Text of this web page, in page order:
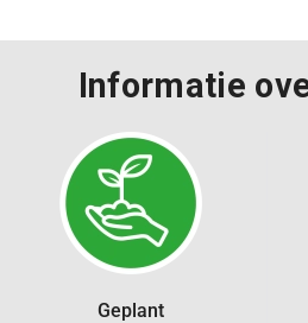
Informatie
Geplant